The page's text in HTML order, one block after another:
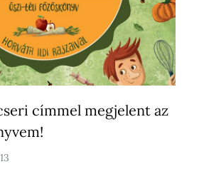
címmel megjelent az